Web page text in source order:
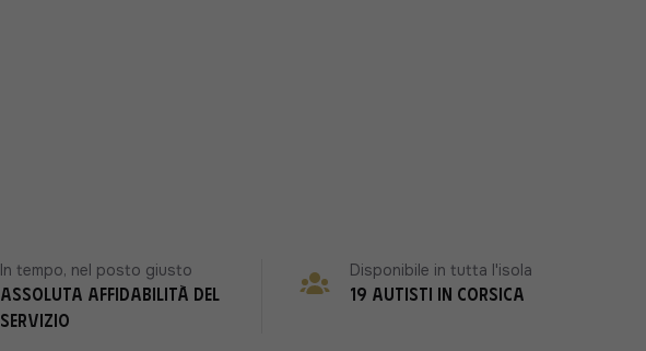
Assoluta affidabilità del
servizio
In tempo, nel posto giusto
19 autisti in Corsica
Disponibile in tutta l'isola